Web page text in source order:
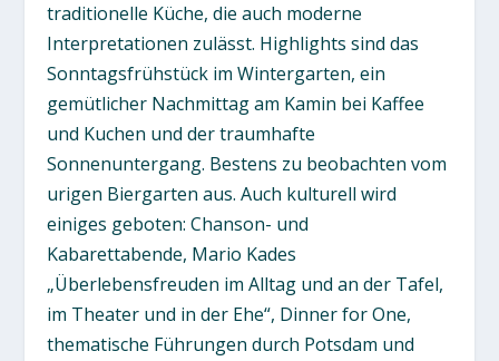
traditionelle Küche, die auch moderne
Interpretationen zulässt. Highlights sind das
Sonntagsfrühstück im Wintergarten, ein
gemütlicher Nachmittag am Kamin bei Kaffee
und Kuchen und der traumhafte
Sonnenuntergang. Bestens zu beobachten vom
urigen Biergarten aus. Auch kulturell wird
einiges geboten: Chanson- und
Kabarettabende, Mario Kades
„Überlebensfreuden im Alltag und an der Tafel,
im Theater und in der Ehe“, Dinner for One,
thematische Führungen durch Potsdam und